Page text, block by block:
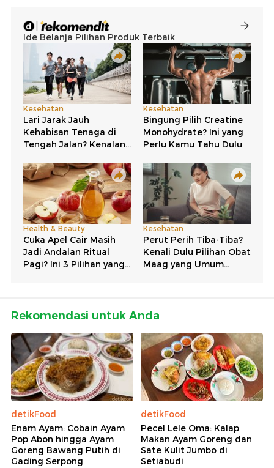
Rekomendasi untuk Anda
detikFood
Enam Ayam: Cobain Ayam
Pop Abon hingga Ayam
Goreng Bawang Putih di
Gading Serpong
detikFood
Pecel Lele Oma: Kalap
Makan Ayam Goreng dan
Sate Kulit Jumbo di
Setiabudi